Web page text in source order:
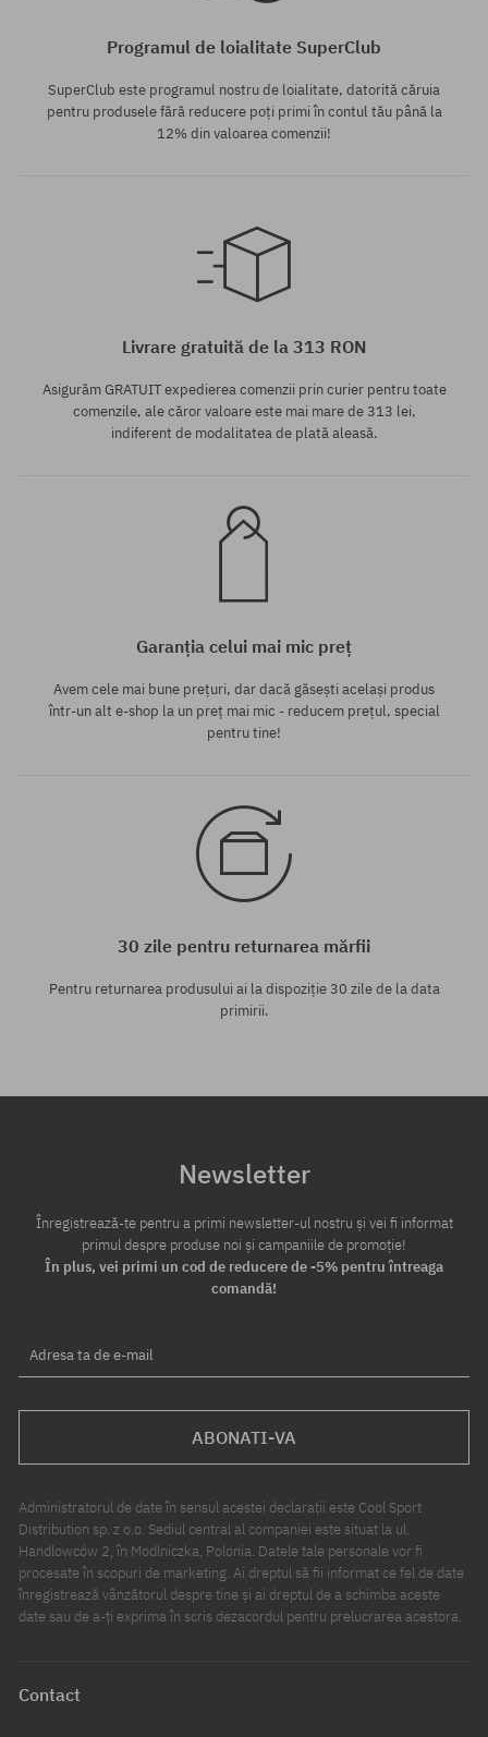
Programul de loialitate SuperClub
SuperClub este programul nostru de loialitate, datorită căruia
pentru produsele fără reducere poți primi în contul tău până la
12% din valoarea comenzii!
Livrare gratuită de la 313 RON
Asigurăm GRATUIT expedierea comenzii prin curier pentru toate
comenzile, ale căror valoare este mai mare de 313 lei,
indiferent de modalitatea de plată aleasă.
Garanția celui mai mic preț
Avem cele mai bune prețuri, dar dacă găsești același produs
într-un alt e-shop la un preț mai mic - reducem prețul, special
pentru tine!
30 zile pentru returnarea mărfii
Pentru returnarea produsului ai la dispoziție 30 zile de la data
primirii.
Newsletter
Înregistrează-te pentru a primi newsletter-ul nostru și vei fi informat
primul despre produse noi și campaniile de promoție!
În plus, vei primi un cod de reducere de -5% pentru întreaga
comandă!
Adresa ta de e-mail
ABONATI-VA
Administratorul de date în sensul acestei declarații este Cool Sport
Distribution sp. z o.o. Sediul central al companiei este situat la ul.
Handlowców 2, în Modlniczka, Polonia. Datele tale personale vor fi
procesate în scopuri de marketing. Ai dreptul să fii informat ce fel de date
înregistrează vânzătorul despre tine și ai dreptul de a schimba aceste
date sau de a-ți exprima în scris dezacordul pentru prelucrarea acestora.
Contact